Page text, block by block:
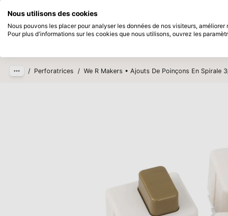
Passer au contenu principal
Disponible immédiatement
Nouveau Bientôt
/ Perforatrices / We R Makers • Ajouts De Poinçons En Spirale
Nous utilisons des cookies
Nous pouvons les placer pour analyser les données de nos visiteurs,
Pour plus d'informations sur les cookies que nous utilisons, ouvrez les